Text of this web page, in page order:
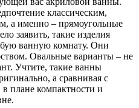
классическим,
а именно – прямоугольные
заявить, такие изделия
ванную комнату. Они
Овальные варианты – не
Учтите, такие ванны
а сравнивая с
плане компактности и